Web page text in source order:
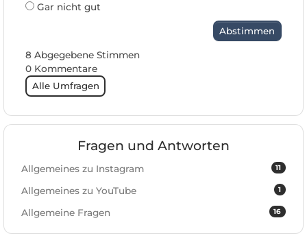
Gar nicht gut
Abstimmen
8 Abgegebene Stimmen
0 Kommentare
Alle Umfragen
Fragen und Antworten
11
Allgemeines zu Instagram
1
Allgemeines zu YouTube
16
Allgemeine Fragen